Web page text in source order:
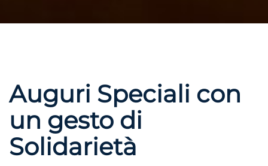
Auguri Speciali con
un gesto di
Solidarietà